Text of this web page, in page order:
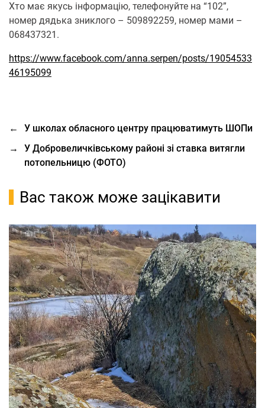
Хто має якусь інформацію, телефонуйте на “102”,
номер дядька зниклого – 509892259, номер мами –
068437321.
https://www.facebook.com/anna.serpen/posts/19054533
46195099
←
У школах обласного центру працюватимуть ШОПи
→
У Добровеличківському районі зі ставка витягли
потопельницю (ФОТО)
Вас також може зацікавити